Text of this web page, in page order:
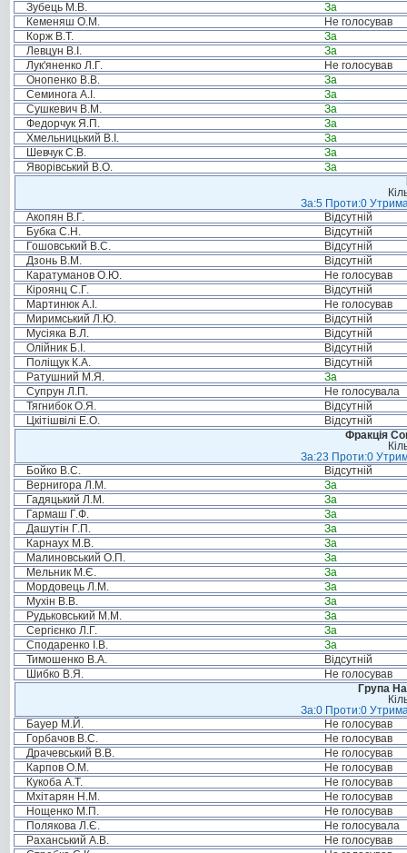
Зубець М.В.
За
Кеменяш О.М.
Не голосував
Корж В.Т.
За
Левцун В.І.
За
Лук'яненко Л.Г.
Не голосував
Онопенко В.В.
За
Семинога А.І.
За
Сушкевич В.М.
За
Федорчук Я.П.
За
Хмельницький В.І.
За
Шевчук С.В.
За
Яворівський В.О.
За
За:5 Проти:0
Акопян В.Г.
Відсутній
Бубка С.Н.
Відсутній
Гошовський В.С.
Відсутній
Дзонь В.М.
Відсутній
Каратуманов О.Ю.
Не голосував
Кіроянц С.Г.
Відсутній
Мартинюк А.І.
Не голосував
Миримський Л.Ю.
Відсутній
Мусіяка В.Л.
Відсутній
Олійник Б.І.
Відсутній
Поліщук К.А.
Відсутній
Ратушний М.Я.
За
Супрун Л.П.
Не голосувала
Тягнибок О.Я.
Відсутній
Цкітішвілі Е.О.
Відсутній
Фракція
За:23 Проти:0
Бойко В.С.
Відсутній
Вернигора Л.М.
За
Гадяцький Л.М.
За
Гармаш Г.Ф.
За
Дашутін Г.П.
За
Карнаух М.В.
За
Малиновський О.П.
За
Мельник М.Є.
За
Мордовець Л.М.
За
Мухін В.В.
За
Рудьковський М.М.
За
Сергієнко Л.Г.
За
Сподаренко І.В.
За
Тимошенко В.А.
Відсутній
Шибко В.Я.
Не голосував
Група
За:0 Проти:0
Бауер М.Й.
Не голосував
Горбачов В.С.
Не голосував
Драчевський В.В.
Не голосував
Карпов О.М.
Не голосував
Кукоба А.Т.
Не голосував
Мхітарян Н.М.
Не голосував
Нощенко М.П.
Не голосував
Полякова Л.Є.
Не голосувала
Раханський А.В.
Не голосував